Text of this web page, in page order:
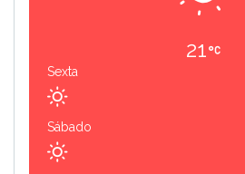
21
Sexta
Sábado